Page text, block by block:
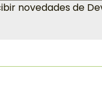
novedades de